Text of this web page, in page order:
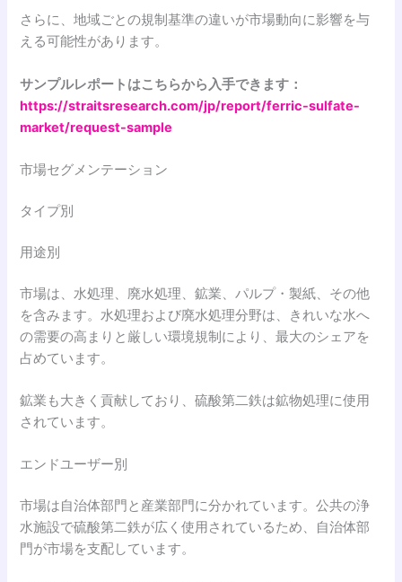
さらに、地域ごとの規制基準の違いが市場動向に影響を与
える可能性があります。
サンプルレポートはこちらから入手できます：
https://straitsresearch.com/jp/report/ferric-sulfate-
market/request-sample
市場セグメンテーション
タイプ別
用途別
市場は、水処理、廃水処理、鉱業、パルプ・製紙、その他
を含みます。水処理および廃水処理分野は、きれいな水へ
の需要の高まりと厳しい環境規制により、最大のシェアを
占めています。
鉱業も大きく貢献しており、硫酸第二鉄は鉱物処理に使用
されています。
エンドユーザー別
市場は自治体部門と産業部門に分かれています。公共の浄
水施設で硫酸第二鉄が広く使用されているため、自治体部
門が市場を支配しています。